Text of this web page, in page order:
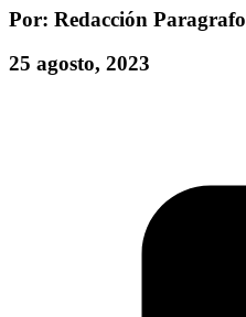
Por: Redacción Paragrafo
25 agosto, 2023